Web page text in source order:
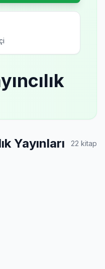
Yayınları 22 kitap